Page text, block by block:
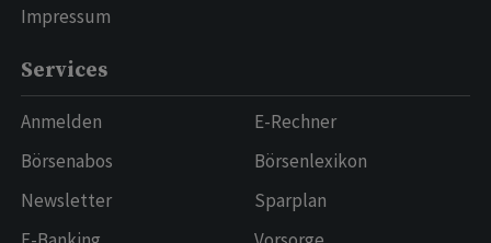
Impressum
Services
Anmelden
Börsenabos
Newsletter
E-Rechner
Börsenlexikon
Sparplan